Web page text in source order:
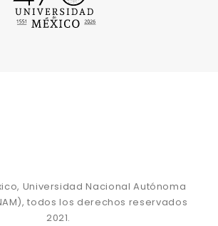
Universidad Nacional Autónoma
todos los derechos reservados
2021.